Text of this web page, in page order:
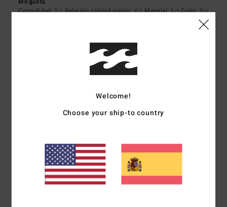
Comodidad: 5/5 Relación calidad-precio: 4/5 Material: 5/5 Color: 5/5
5/5
Un bonito descubrimiento
Recomiendo este producto
5 /5
Welcome!
Choose your ship-to country